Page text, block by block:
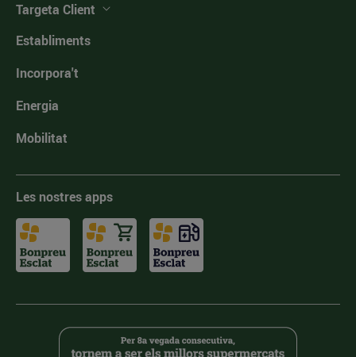
Targeta Client
Establiments
Incorpora't
Energia
Mobilitat
Les nostres apps